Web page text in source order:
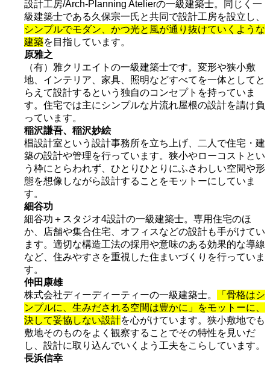
設計工房/Arch-Planning Atelierの一級建築士。同じく一
級建築士である久保宗一氏と共同で設計工房を設立し、
シンプルでモダン、かつ光と風が通り抜けていくような
建築を目指しています。
原雅之
（有）雅クリエイトの一級建築士です。変形や狭小敷
地、インテリア、家具、照明などすべてを一体としてと
らえて設計するという独自のコンセプトを持っていま
す。住宅では主にシンプルな片流れ屋根の設計を請け負
っています。
稲沢謙吾、稲沢妙絵
椙設計室という設計事務所を立ち上げ、二人で住宅・建
築の設計や管理を行っています。狭小やローコストとい
う枠にとらわれず、ひとりひとりにふさわしい空間や形
態を想像しながら設計することをモットーにしていま
す。
細谷功
細谷功＋スタジオ4設計の一級建築士。専用住宅のほ
か、店舗や集合住宅、オフィスなどの設計も手がけてい
ます。適切な構造工法の採用や意味のある効果的な導線
など、住みやすさを重視した住まいづくりを行っていま
す。
仲田康雄
株式会社ディーディーティーの一級建築士。
「骨格はシ
ンプルに、生みだされる空間は豊かに」をモットーに、
決して妥協しない設計を心がけています。狭小敷地でも
敷地そのものをよく観察することでその特性を見いだ
し、設計に取り込んでいくよう工夫をこらしています。
長浜信幸